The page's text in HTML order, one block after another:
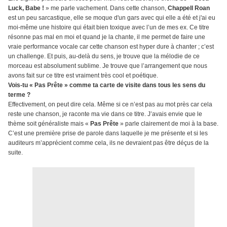
Luck, Babe ! » me parle vachement. Dans cette chanson, Chappell Roan
est un peu sarcastique, elle se moque d'un gars avec qui elle a été et j'ai eu
moi-même une histoire qui était bien toxique avec l’un de mes ex. Ce titre
résonne pas mal en moi et quand je la chante, il me permet de faire une
vraie performance vocale car cette chanson est hyper dure à chanter ; c’est
un challenge. Et puis, au-delà du sens, je trouve que la mélodie de ce
morceau est absolument sublime. Je trouve que l’arrangement que nous
avons fait sur ce titre est vraiment très cool et poétique.
Vois-tu « Pas Prête » comme ta carte de visite dans tous les sens du
terme ?
Effectivement, on peut dire cela. Même si ce n’est pas au mot près car cela
reste une chanson, je raconte ma vie dans ce titre. J’avais envie que le
thème soit généraliste mais « Pas Prête » parle clairement de moi à la base.
C’est une première prise de parole dans laquelle je me présente et si les
auditeurs m’apprécient comme cela, ils ne devraient pas être déçus de la
suite.